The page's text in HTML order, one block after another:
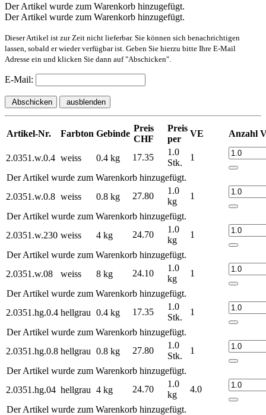
Der Artikel wurde zum Warenkorb hinzugefügt.
Der Artikel wurde zum Warenkorb hinzugefügt.
Dieser Artikel ist zur Zeit nicht lieferbar. Sie können sich benachrichtigen
lassen, sobald er wieder verfügbar ist. Geben Sie hierzu bitte Ihre E-Mail
Adresse ein und klicken Sie dann auf "Abschicken".
E-Mail:
Abschicken ausblenden
Artikel-Nr. Farbton Gebinde
Preis
CHF
Preis
per
VE Anzahl
2.0351.w.0.4 weiss 0.4 kg 17.35
1.0
Stk.
1
Der Artikel wurde zum Warenkorb hinzugefügt.
2.0351.w.0.8 weiss 0.8 kg 27.80
1.0
kg
1
Der Artikel wurde zum Warenkorb hinzugefügt.
2.0351.w.230 weiss 4 kg 24.70
1.0
kg
1
Der Artikel wurde zum Warenkorb hinzugefügt.
2.0351.w.08
weiss 8 kg 24.10
1.0
kg
1
Der Artikel wurde zum Warenkorb hinzugefügt.
2.0351.hg.0.4 hellgrau 0.4 kg 17.35
1.0
Stk.
1
Der Artikel wurde zum Warenkorb hinzugefügt.
2.0351.hg.0.8 hellgrau 0.8 kg 27.80
1.0
Stk.
1
Der Artikel wurde zum Warenkorb hinzugefügt.
2.0351.hg.04 hellgrau 4 kg 24.70
1.0
kg
4.0
Der Artikel wurde zum Warenkorb hinzugefügt.